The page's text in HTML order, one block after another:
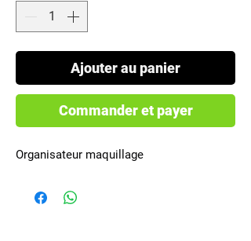
Ajouter au panier
Commander et payer
Organisateur maquillage